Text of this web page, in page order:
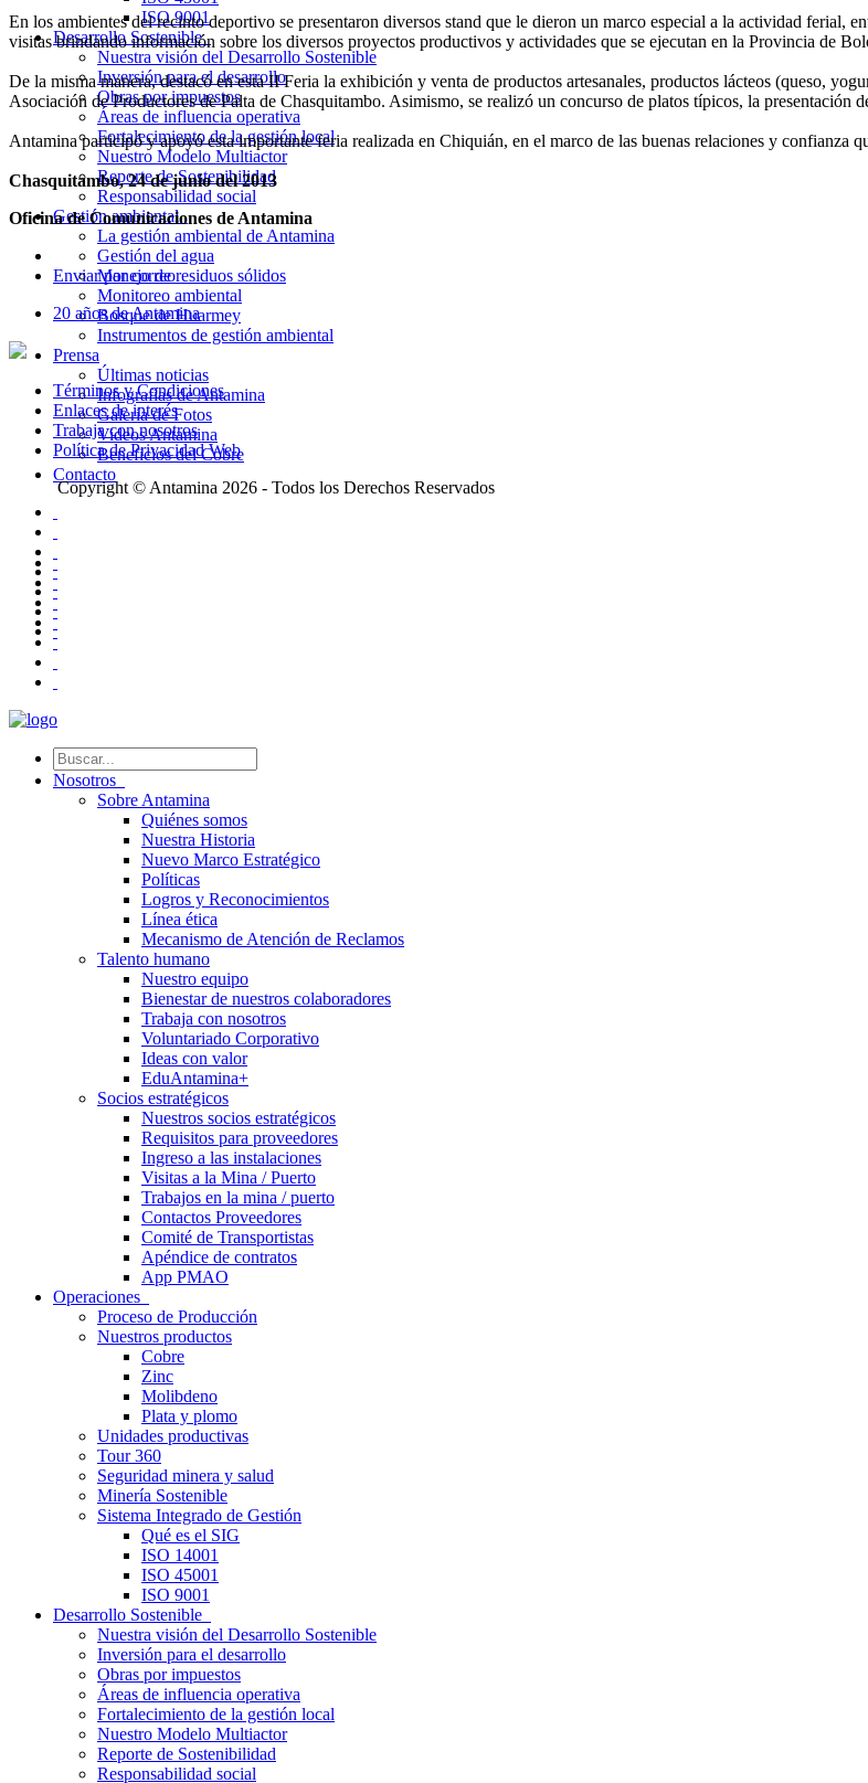
ISO 9001
Desarrollo Sostenible
Nuestra visión del Desarrollo Sostenible
Inversión para el desarrollo
Obras por impuestos
Áreas de influencia operativa
Fortalecimiento de la gestión local
Nuestro Modelo Multiactor
Reporte de Sostenibilidad
Responsabilidad social
Gestión ambiental
La gestión ambiental de Antamina
Gestión del agua
Manejo de residuos sólidos
Monitoreo ambiental
Bosque de Huarmey
Instrumentos de gestión ambiental
Prensa
Últimas noticias
Infografías de Antamina
Galería de Fotos
Videos Antamina
Beneficios del Cobre
Contacto
En los ambientes del recinto deportivo se presentaron diversos stand que le dieron un marco especial a la actividad ferial,
visitas brindando información sobre los diversos proyectos productivos y actividades que se ejecutan en la Provincia de
De la misma manera, destacó en esta II Feria la exhibición y venta de productos artesanales, productos lácteos (queso,
Asociación de Productores de Palta de Chasquitambo. Asimismo, se realizó un concurso de platos típicos, la presentación
Antamina participó y apoyó esta importante feria realizada en Chiquián, en el marco de las buenas relaciones y confianza
Chasquitambo, 24 de junio del 2013
Oficina de Comunicaciones de Antamina
Enviar por correo
20 años de Antamina
Términos y Condiciones
Enlaces de interés
Trabaja con nosotros
Política de Privacidad Web
Copyright © Antamina 2026 - Todos los Derechos Reservados
Nosotros
Sobre Antamina
Quiénes somos
Nuestra Historia
Nuevo Marco Estratégico
Políticas
Logros y Reconocimientos
Línea ética
Mecanismo de Atención de Reclamos
Talento humano
Nuestro equipo
Bienestar de nuestros colaboradores
Trabaja con nosotros
Voluntariado Corporativo
Ideas con valor
EduAntamina+
Socios estratégicos
Nuestros socios estratégicos
Requisitos para proveedores
Ingreso a las instalaciones
Visitas a la Mina / Puerto
Trabajos en la mina / puerto
Contactos Proveedores
Comité de Transportistas
Apéndice de contratos
App PMAO
Operaciones
Proceso de Producción
Nuestros productos
Cobre
Zinc
Molibdeno
Plata y plomo
Unidades productivas
Tour 360
Seguridad minera y salud
Minería Sostenible
Sistema Integrado de Gestión
Qué es el SIG
ISO 14001
ISO 45001
ISO 9001
Desarrollo Sostenible
Nuestra visión del Desarrollo Sostenible
Inversión para el desarrollo
Obras por impuestos
Áreas de influencia operativa
Fortalecimiento de la gestión local
Nuestro Modelo Multiactor
Reporte de Sostenibilidad
Responsabilidad social